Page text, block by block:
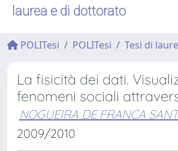
laurea e di dottorato
POLITesi POLITesi Tesi di
La fisicità dei dati.
fenomeni sociali
NOGUEIRA DE FRANCA
2009/2010